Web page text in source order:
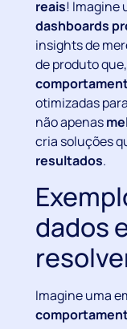
reais! Imagine
dashboards
insights de
de produto
otimizadas
não apenas
cria soluções
resultados.
dados
Imagine uma